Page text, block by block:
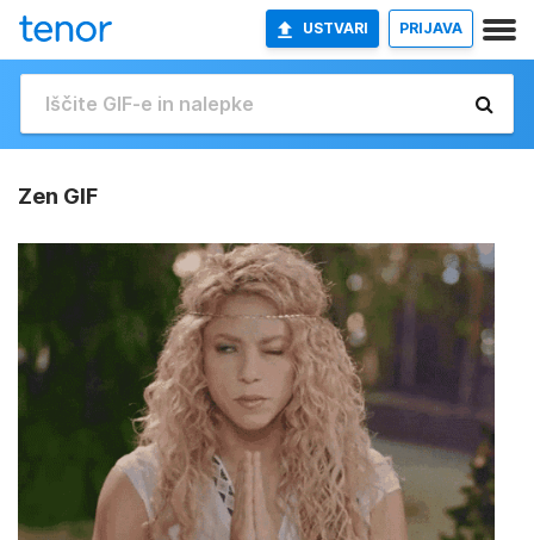
USTVARI PRIJAVA
Zen GIF